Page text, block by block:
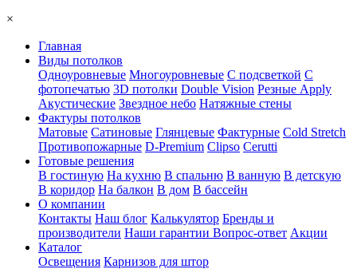
×
Главная
Виды потолков
Одноуровневые Многоуровневые С подсветкой С
фотопечатью 3D потолки Double Vision Резные Apply
Акустические Звездное небо Натяжные стены
Фактуры потолков
Матовые Сатиновые Глянцевые Фактурные Cold Stretch
Противопожарные D-Premium Clipso Cerutti
Готовые решения
В гостиную На кухню В спальню В ванную В детскую
В коридор На балкон В дом В бассейн
О компании
Контакты Наш блог Калькулятор Бренды и
производители Наши гарантии Вопрос-ответ Акции
Каталог
Освещения Карнизов для штор